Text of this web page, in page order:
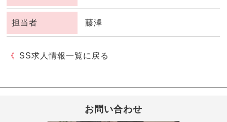
担当者 藤澤
SS求人情報一覧に戻る
お問い合わせ